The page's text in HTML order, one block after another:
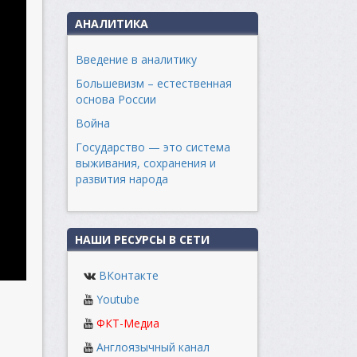
АНАЛИТИКА
Введение в аналитику
Большевизм – естественная
основа России
Война
Государство — это система
выживания, сохранения и
развития народа
НАШИ РЕСУРСЫ В СЕТИ
ВКонтакте
Youtube
ФКТ-Медиа
Англоязычный канал